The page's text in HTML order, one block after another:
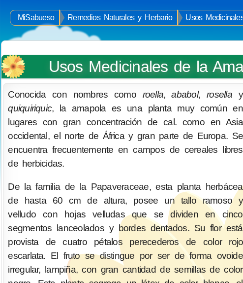
MiSabueso Remedios Naturales y Herbario Usos
Usos Medicinales de la
Conocida con nombres como roella,ababol,rosella
y
quiquiriquic, la amapola es una planta muy común en
lugares con gran concentración de cal. como en Asia
occidental, el norte de África y gran parte de Europa. Se
encuentra frecuentemente en campos de cereales libres
de herbicidas.
De la familia de la Papaveraceae, esta planta herbácea
de hasta 60 cm de altura, posee un tallo ramoso y
velludo con hojas velludas que se dividen en cinco
segmentos lanceolados y bordes dentados. Su flor está
provista de cuatro pétalos perecederos de color rojo
escarlata. El fruto se distingue por ser de forma ovoide
irregular, lampiña, con gran cantidad de semillas de color